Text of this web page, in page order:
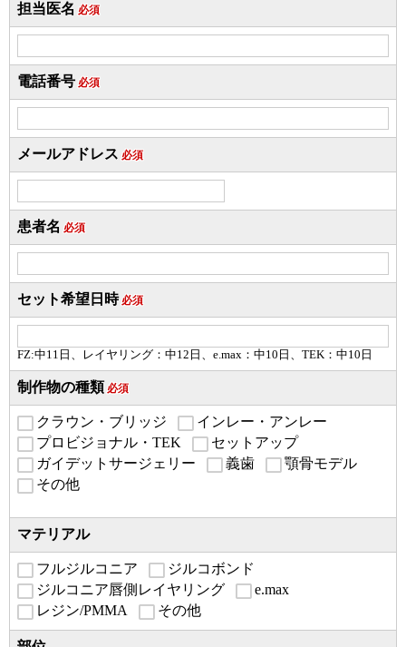
担当医名 必須
電話番号 必須
メールアドレス 必須
患者名 必須
セット希望日時 必須
FZ:中11日、レイヤリング：中12日、e.max：中10日、TEK：中10日
制作物の種類 必須
クラウン・ブリッジ
インレー・アンレー
プロビジョナル・TEK
セットアップ
ガイデットサージェリー
義歯
顎骨モデル
その他
マテリアル
フルジルコニア
ジルコボンド
ジルコニア唇側レイヤリング
e.max
レジン/PMMA
その他